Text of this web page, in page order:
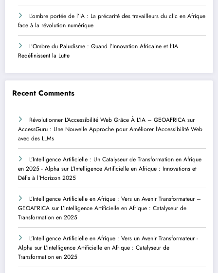
L’ombre portée de l’IA : La précarité des travailleurs du clic en Afrique
face à la révolution numérique
L’Ombre du Paludisme : Quand l’Innovation Africaine et l’IA
Redéfinissent la Lutte
Recent Comments
Révolutionner L’Accessibilité Web Grâce À L’IA – GEOAFRICA sur
AccessGuru : Une Nouvelle Approche pour Améliorer l’Accessibilité Web
avec des LLMs
L'Intelligence Artificielle : Un Catalyseur de Transformation en Afrique
en 2025 - Alpha sur L’Intelligence Artificielle en Afrique : Innovations et
Défis à l’Horizon 2025
L’Intelligence Artificielle en Afrique : Vers un Avenir Transformateur –
GEOAFRICA sur L’Intelligence Artificielle en Afrique : Catalyseur de
Transformation en 2025
L'Intelligence Artificielle en Afrique : Vers un Avenir Transformateur -
Alpha sur L’Intelligence Artificielle en Afrique : Catalyseur de
Transformation en 2025